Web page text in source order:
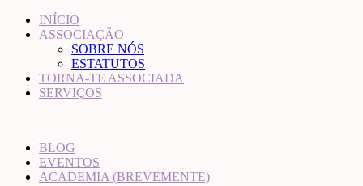
INÍCIO
ASSOCIAÇÃO
SOBRE NÓS
ESTATUTOS
TORNA-TE ASSOCIADA
SERVIÇOS
BLOG
EVENTOS
ACADEMIA (BREVEMENTE)